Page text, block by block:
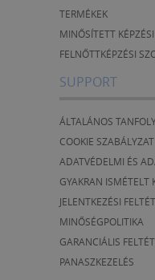
TERMÉKEK
MINŐSÍTETT
FELNŐTTKÉPZÉSI
SUPPORT
ÁLTALÁNOS
COOKIE SZABÁLYZAT
ADATVÉDELMI ÉS
GYAKRAN ISMÉTELT
JELENTKEZÉSI
MINŐSÉGPOLITIKA
GARANCIÁLIS
PANASZKEZELÉS